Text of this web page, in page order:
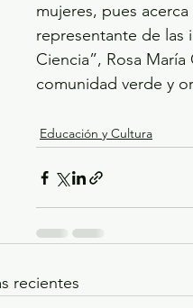
mujeres, pues
representante de las
Ciencia”, Rosa
comunidad verde y
Educación y Cultura
recientes